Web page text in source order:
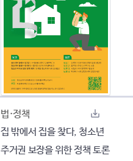
법·정책
집 밖에서 집을 찾다, 청소년
주거권 보장을 위한 정책 토론